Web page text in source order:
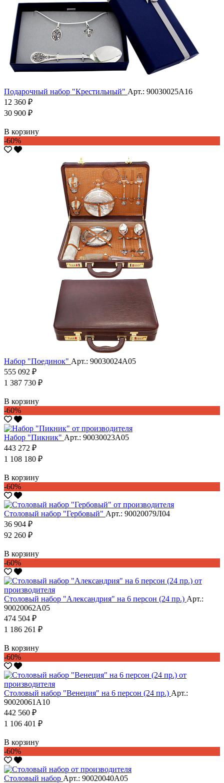
Подарочный набор "Крестильный" Арт.: 90030025А16
12 360 ₽
30 900 ₽
В корзину
-60%
Набор "Поединок" Арт.: 90030024А05
555 092 ₽
1 387 730 ₽
В корзину
-60%
Набор "Пикник" Арт.: 90030023А05
443 272 ₽
1 108 180 ₽
В корзину
-60%
Столовый набор "Гербовый" Арт.: 90020079Л04
36 904 ₽
92 260 ₽
В корзину
-60%
Столовый набор "Александрия" на 6 персон (24 пр.) Арт.:
90020062А05
474 504 ₽
1 186 261 ₽
В корзину
-60%
Столовый набор "Венеция" на 6 персон (24 пр.) Арт.:
90020061А10
442 560 ₽
1 106 401 ₽
В корзину
-60%
Столовый набор Арт.: 90020040А05